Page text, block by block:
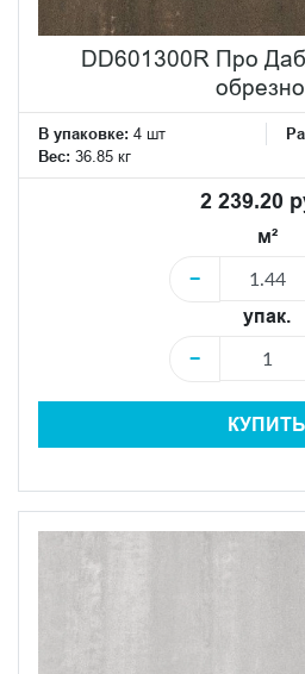
DD601300R Про
В упаковке: 4 шт
Вес: 36.85 кг
2 239.20
м²
−
упак.
−
КУПИТЬ